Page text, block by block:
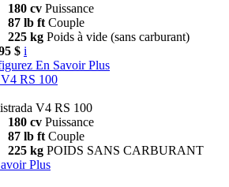
180 cv Puissance
87 lb ft Couple
225 kg Poids à vide (sans carburant)
$ i
En Savoir Plus
V4 RS 100
V4 RS 100
180 cv Puissance
87 lb ft Couple
225 kg POIDS SANS CARBURANT
Plus